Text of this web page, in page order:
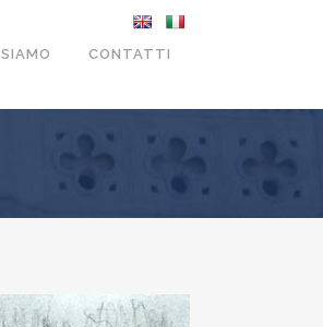
CONTATTI